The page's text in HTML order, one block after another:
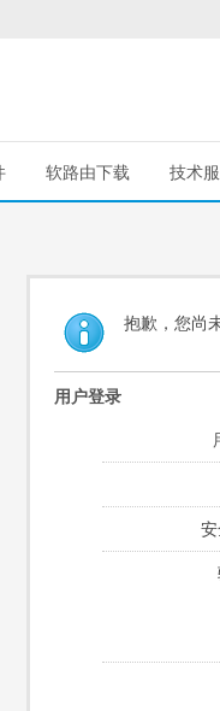
软路由下载 技术
抱歉，您尚
用户登录